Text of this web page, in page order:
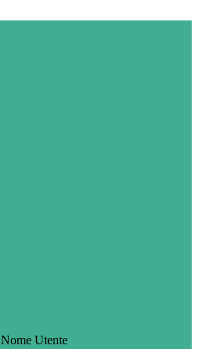
Nome Utente